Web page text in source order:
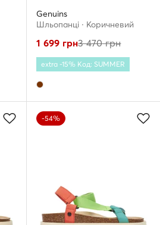
Genuins
Шльопанці · Коричневий
1 699 грн3 470грн
extra -15% Код: SUMMER
-54%